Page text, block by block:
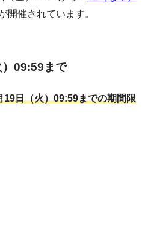
開催されています。
09:59まで
19日（火）09:59までの期間限